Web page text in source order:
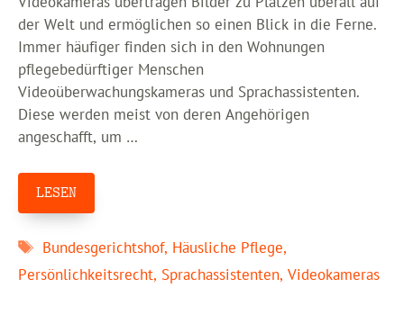
der Welt und ermöglichen so einen Blick in die Ferne.
Immer häufiger finden sich in den Wohnungen
pflegebedürftiger Menschen
Videoüberwachungskameras und Sprachassistenten.
Diese werden meist von deren Angehörigen
angeschafft, um …
LESEN
Schlagwörter
Bundesgerichtshof, Häusliche Pflege,
Persönlichkeitsrecht, Sprachassistenten, Videokameras